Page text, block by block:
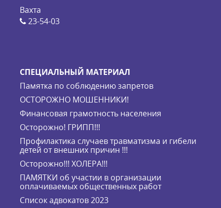
Вахта
23-54-03
СПЕЦИАЛЬНЫЙ МАТЕРИАЛ
Памятка по соблюдению запретов
ОСТОРОЖНО МОШЕННИКИ!
Финансовая грамотность населения
Осторожно! ГРИПП!!!
Профилактика случаев травматизма и гибели
детей от внешних причин !!!
Осторожно!!! ХОЛЕРА!!!
ПАМЯТКИ об участии в организации
оплачиваемых общественных работ
Список адвокатов 2023